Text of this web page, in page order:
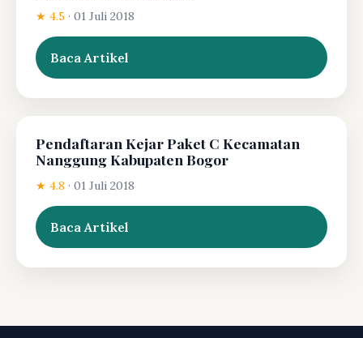
★ 4.5 · 01 Juli 2018
Baca Artikel
Pendaftaran Kejar Paket C Kecamatan
Nanggung Kabupaten Bogor
★ 4.8 · 01 Juli 2018
Baca Artikel